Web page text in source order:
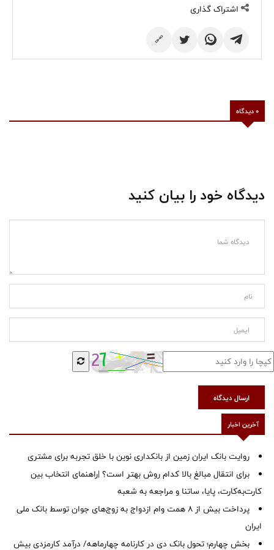
اشتراک گذاری
🔗
0 دیدگاه
دیدگاه خود را بیان کنید
ارسال دیدگاه
آخرین اخبار
روایت بانک ایران زمین از بانکداری نوین با خلق تجربه برای مشتری
برای انتقال مبالغ بالا کدام روش بهتر است؟ |راهنمای انتخاب بین
کارت‌به‌کارت، پایا، ساتنا و مراجعه به شعبه
پرداخت بیش از ۸ همت وام ازدواج به زوج‌های جوان توسط بانک ملی
ایران
بخش چهارم؛ تحول بانک دی در کارنامه چهارماهه/ درآمد کارمزدی بیش